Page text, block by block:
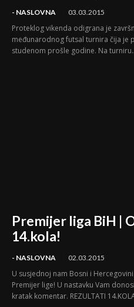
- NASLOVNA 03.03.2015
Proteklog vikenda odigrana je
međunarodnog futsal turnira čija je
studenom prošle godine. Na
Premijer liga BiH |
14.kola!
- NASLOVNA 02.03.2015
U susjednoj nam Bosni i
Premijer lige! U nastavku Vam
kratak komentar. REZULTATI